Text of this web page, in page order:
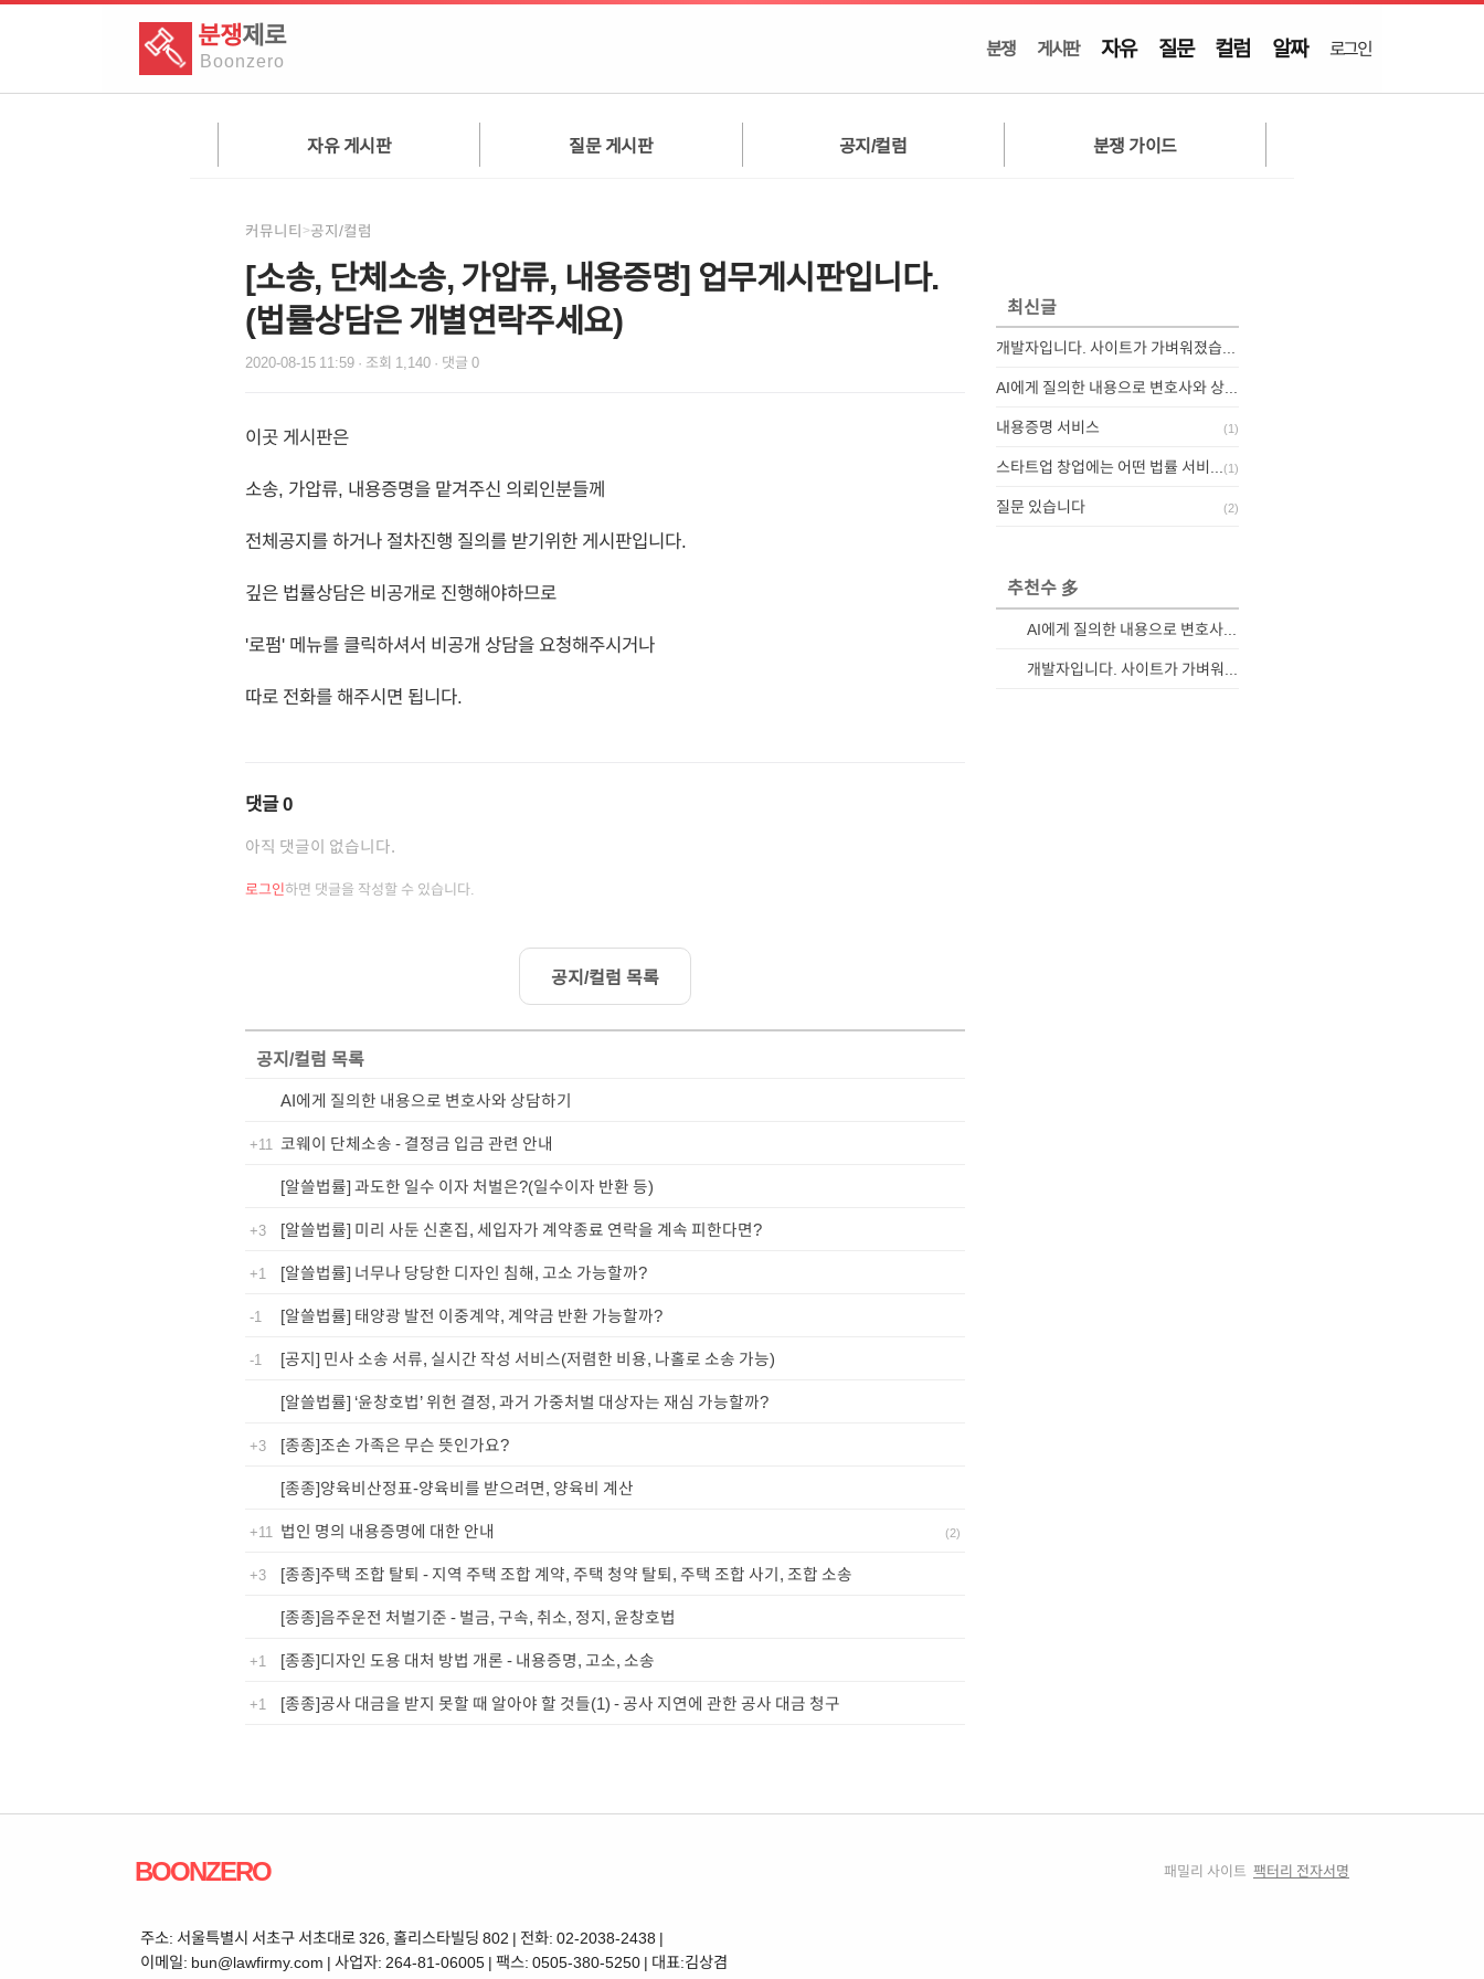
분쟁제로
Boonzero 분쟁 게시판 자유 질문 컬럼 알짜 로그인
자유 게시판 질문 게시판 공지/컬럼 분쟁 가이드
커뮤니티>공지/컬럼
[소송, 단체소송, 가압류, 내용증명] 업무게시판입니다.
(법률상담은 개별연락주세요)
2020-08-15 11:59 · 조회 1,140 · 댓글 0
이곳 게시판은
소송, 가압류, 내용증명을 맡겨주신 의뢰인분들께
전체공지를 하거나 절차진행 질의를 받기위한 게시판입니다.
깊은 법률상담은 비공개로 진행해야하므로
'로펌' 메뉴를 클릭하셔서 비공개 상담을 요청해주시거나
따로 전화를 해주시면 됩니다.
댓글0
아직 댓글이 없습니다.
로그인하면 댓글을 작성할 수 있습니다.
공지/컬럼 목록
공지/컬럼 목록
AI에게 질의한 내용으로 변호사와 상담하기
+11 코웨이 단체소송 - 결정금 입금 관련 안내
[알쓸법률] 과도한 일수 이자 처벌은?(일수이자 반환 등)
+3 [알쓸법률] 미리 사둔 신혼집, 세입자가 계약종료 연락을 계속 피한다면?
+1 [알쓸법률] 너무나 당당한 디자인 침해, 고소 가능할까?
-1 [알쓸법률] 태양광 발전 이중계약, 계약금 반환 가능할까?
-1
[공지] 민사 소송 서류, 실시간 작성 서비스(저렴한 비용, 나홀로 소송 가능)
[알쓸법률] ‘윤창호법’ 위헌 결정, 과거 가중처벌 대상자는 재심 가능할까?
+3
[종종]조손 가족은 무슨 뜻인가요?
[종종]양육비산정표-양육비를 받으려면, 양육비 계산
+11 법인 명의 내용증명에 대한 안내 (2)
+3
[종종]주택 조합 탈퇴 - 지역 주택 조합 계약, 주택 청약 탈퇴, 주택 조합 사기, 조합 소송
[종종]음주운전 처벌기준 - 벌금, 구속, 취소, 정지, 윤창호법
+1 [종종]디자인 도용 대처 방법 개론 - 내용증명, 고소, 소송
+1 [종종]공사 대금을 받지 못할 때 알아야 할 것들(1) - 공사 지연에 관한 공사 대금 청구
최신글
개발자입니다. 사이트가 가벼워졌습니다.
AI에게 질의한 내용으로 변호사와 상담하기
내용증명 서비스
(1)
스타트업 창업에는 어떤 법률 서비스가 필요할까요?(1)
질문 있습니다 (2)
추천수 多
AI에게 질의한 내용으로 변호사와 상담하기
개발자입니다. 사이트가 가벼워졌습니다.
BOONZERO 패밀리 사이트 팩터리 전자서명
주소: 서울특별시 서초구 서초대로 326, 홀리스타빌딩 802 | 전화: 02-2038-2438 |
이메일: bun@lawfirmy.com | 사업자: 264-81-06005 | 팩스: 0505-380-5250 | 대표:김상겸